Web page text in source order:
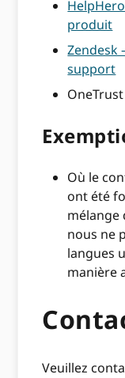
produit
Zendesk
support
Où le
ont été
mélange
nous ne
langues
manière
Veuillez